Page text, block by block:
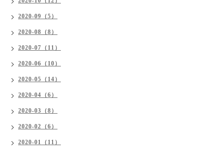
2020-09（5）
2020-08（8）
2020-07（11）
2020-06（10）
2020-05（14）
2020-04（6）
2020-03（8）
2020-02（6）
2020-01（11）